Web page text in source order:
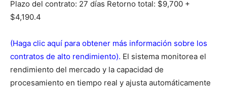
Plazo del contrato: 27 días Retorno total: $9,700 +
$4,190.4
(Haga clic aquí para obtener más información sobre los
contratos de alto rendimiento). El sistema monitorea el
rendimiento del mercado y la capacidad de
procesamiento en tiempo real y ajusta automáticamente